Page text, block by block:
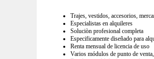
Trajes, vestidos, accesorios,
Especialistas en alquileres
Soluciòn profesional completa
Especificamente diseñado para
Renta mensual de licencia de uso
Varios módulos de punto de